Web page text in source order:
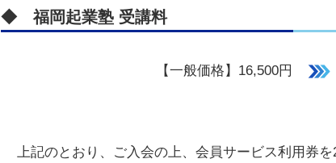
◆ 福岡起業塾 受講料
【一般価格】16,500円
上記のとおり、ご入会の上、会員サービス利用券